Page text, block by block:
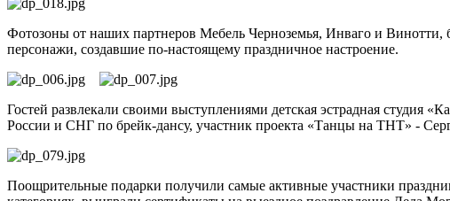
Фотозоны от наших партнеров Мебель Черноземья, Инваго и
персонажи, создавшие по-настоящему праздничное настроение.
Гостей развлекали своими выступлениями детская эстрадная студия
России и СНГ по брейк-дансу, участник проекта «Танцы на ТНТ» -
Поощрительные подарки получили самые активные участники